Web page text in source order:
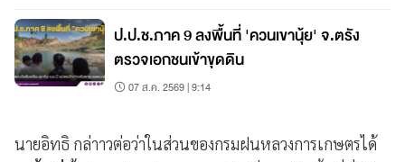
ป.ป.ช.ภาค 9 ลงพื้นที่ 'ควนเขานุ้ย' จ.ตรัง
ตรวจเอกชนเข้าขุดดิน
07 ส.ค. 2569 | 9:14
นายอิทธิ กล่าาวต่อว่าในส่วนของกรมฝนหลวงการเกษตรได้